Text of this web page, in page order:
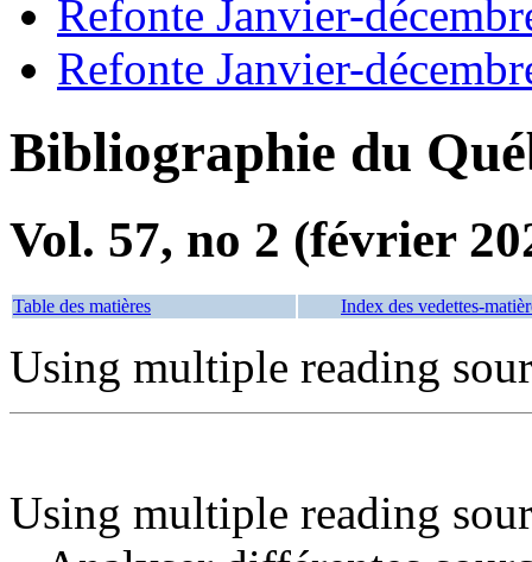
Refonte Janvier-
Refonte Janvier-
Bibliographie du
Vol. 57, no 2 (février
Table des matières Index des vedettes-
Using multiple reading
Using multiple reading